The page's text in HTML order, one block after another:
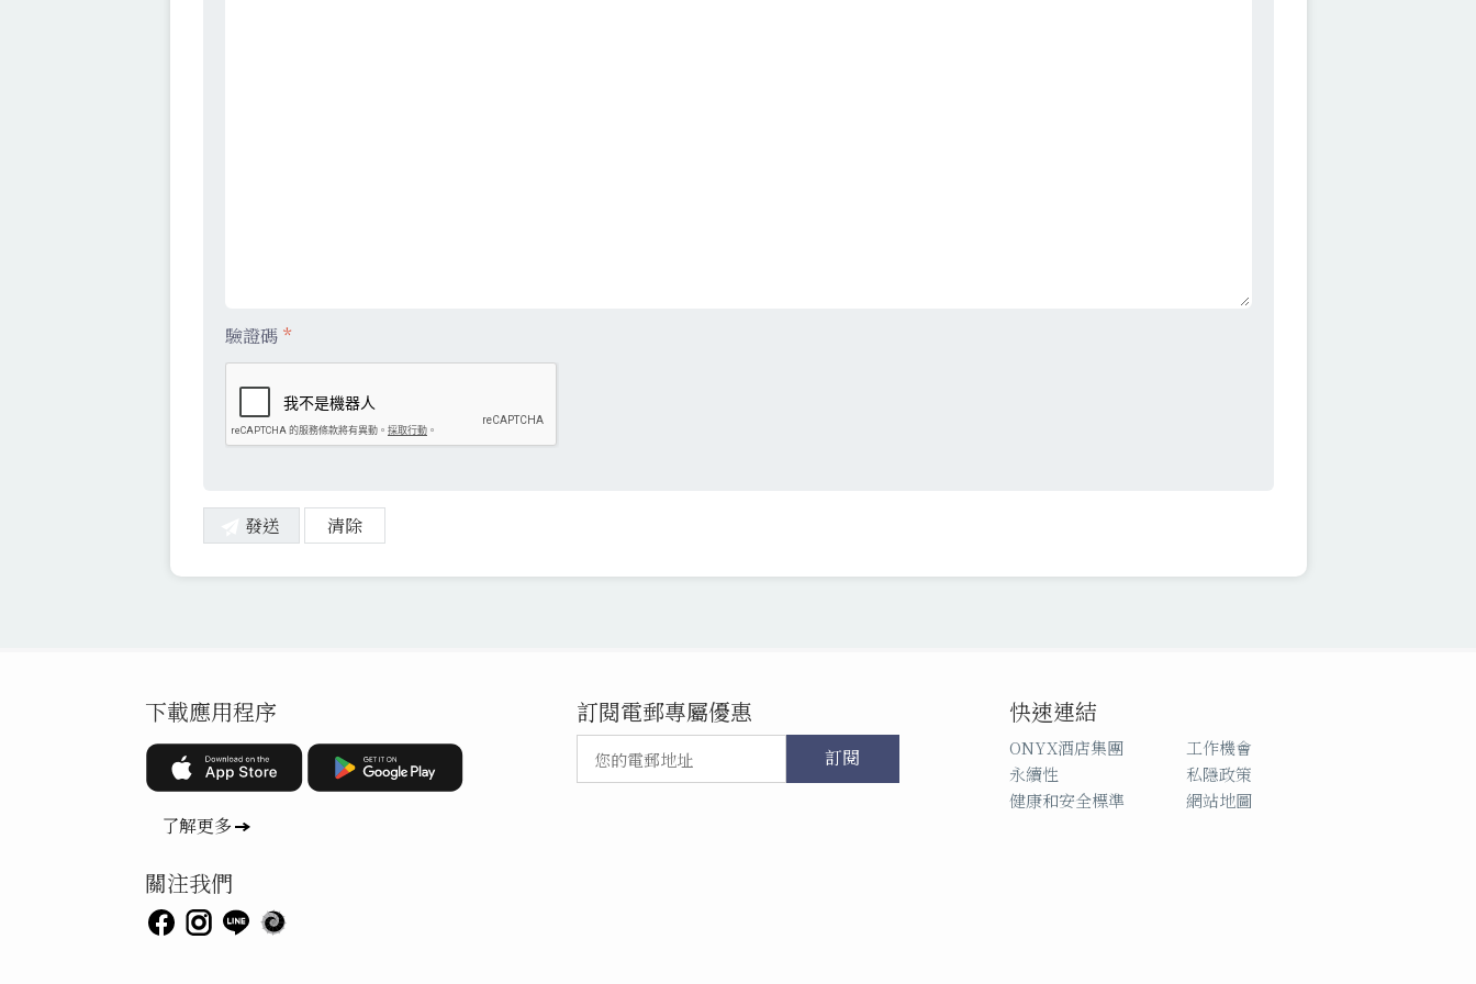
驗證碼 *
下載應用程序
了解更多
訂閱電郵專屬優惠
訂閱
快速連結
ONYX酒店集團
永續性
健康和安全標準
工作機會
私隱政策
網站地圖
關注我們